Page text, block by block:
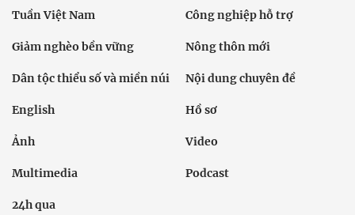
Tuần Việt Nam Công nghiệp hỗ trợ
Giảm nghèo bền vững Nông thôn mới
Dân tộc thiểu số và miền núi Nội dung chuyên đề
English Hồ sơ
Ảnh Video
Multimedia Podcast
24h qua